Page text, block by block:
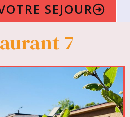
SEJOUR
7